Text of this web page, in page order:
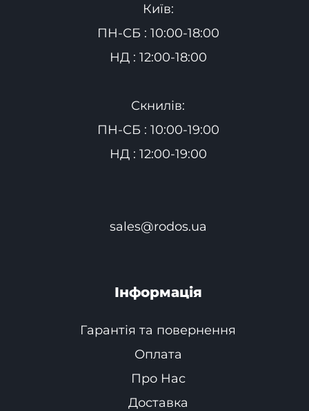
Київ:
ПН-СБ : 10:00-18:00
НД : 12:00-18:00
Скнилів:
ПН-СБ : 10:00-19:00
НД : 12:00-19:00
sales@rodos.ua
Інформація
Гарантія та повернення
Оплата
Про Нас
Доставка